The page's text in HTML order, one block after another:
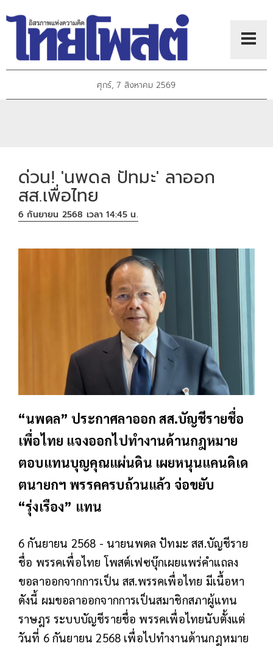
ศุกร์, 7 สิงหาคม 2569
ด่วน! 'นพดล ปัทมะ' ลาออก
สส.เพื่อไทย
6 กันยายน 2568 เวลา 14:45 น.
“นพดล” ประกาศลาออก สส.บัญชีรายชื่อ
เพื่อไทย แจงออกไปทำงานด้านกฎหมาย
ตอบแทนบุญคุณแผ่นดิน เผยหนุนแคนดิเด
ตนายกฯ พรรคครบถ้วนแล้ว จ่อขยับ
“รุ่งเรือง” แทน
6 กันยายน 2568 - นายนพดล ปัทมะ สส.บัญชีราย
ชื่อ พรรคเพื่อไทย โพสต์เฟซบุ๊กเผยแพร่คำแถลง
ขอลาออกจากการเป็น สส.พรรคเพื่อไทย มีเนื้อหา
ดังนี้ ผมขอลาออกจากการเป็นสมาชิกสภาผู้แทน
ราษฎรระบบบัญชีรายชื่อ พรรคเพื่อไทยนับตั้งแต่
วันที่ 6 กันยายน 2568 เพื่อไปทำงานด้านกฎหมาย